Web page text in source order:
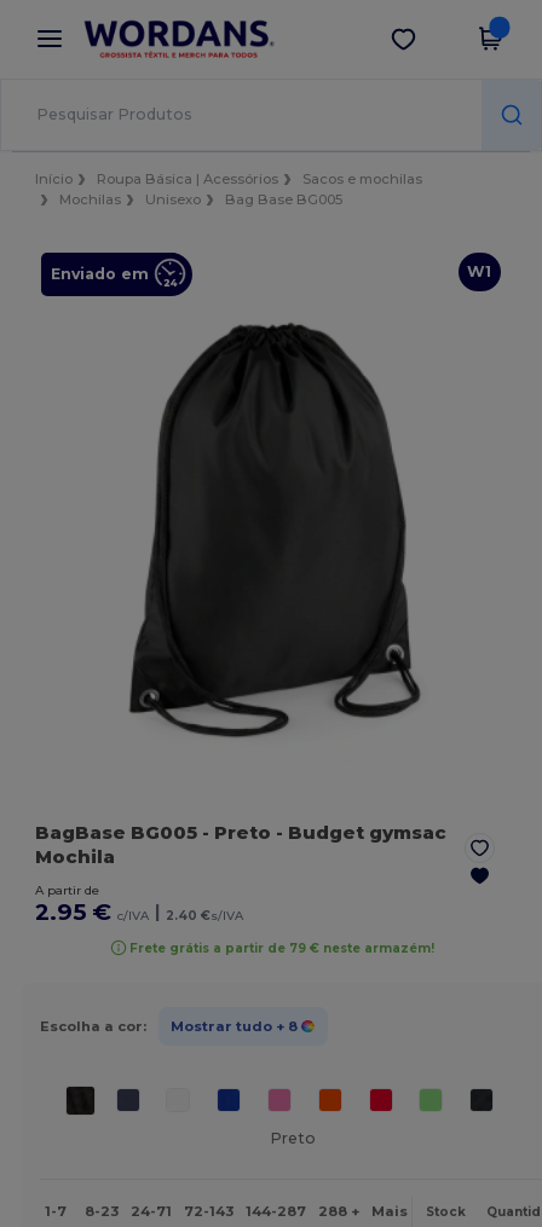
× App Wordans
Melhores preços na app!
Obter app
Início Roupa Básica | Acessórios
Sacos e mochilas
Mochilas
Unisexo Bag Base BG005
W1
Enviado em
BagBase BG005 - Preto - Budget gymsac
Mochila
A partir de
2.95 € c/IVA | 2.40 €s/IVA
Frete grátis a partir de 79 € neste armazém!
Escolha a cor: Mostrar tudo + 8
Preto
1-7 8-23 24-71 72-143 144-287 288 + Mais Stock